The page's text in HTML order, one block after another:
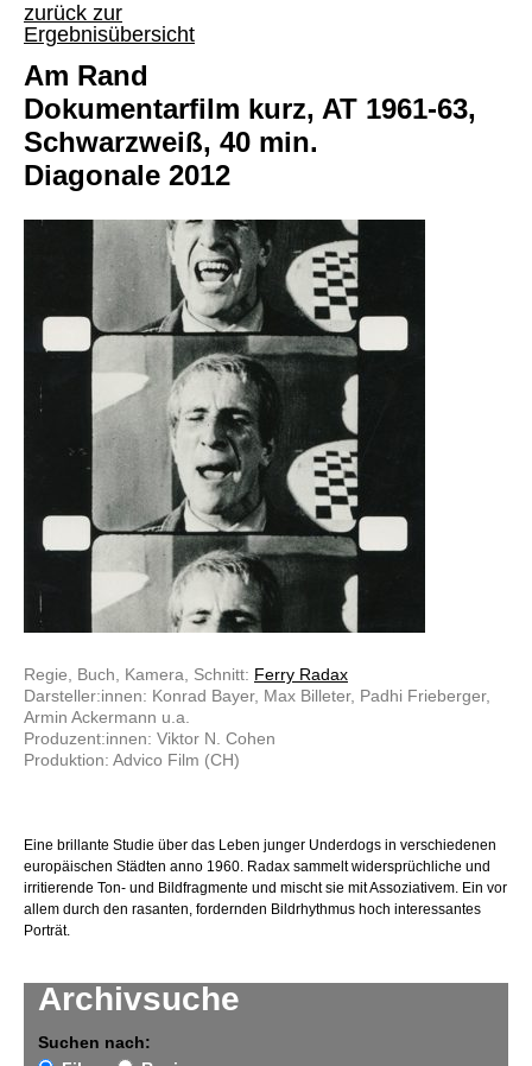
zurück zur
Ergebnisübersicht
Archivsuche
Suchen nach:
Am Rand
Dokumentarfilm kurz, AT 1961-63,
Schwarzweiß, 40 min.
Diagonale 2012
Regie, Buch, Kamera, Schnitt: Ferry Radax
Darsteller:innen: Konrad Bayer, Max Billeter, Padhi Frieberger,
Armin Ackermann u.a.
Produzent:innen: Viktor N. Cohen
Produktion: Advico Film (CH)
Eine brillante Studie über das Leben junger Underdogs in verschiedenen
europäischen Städten anno 1960. Radax sammelt widersprüchliche und
irritierende Ton- und Bildfragmente und mischt sie mit Assoziativem. Ein vor
allem durch den rasanten, fordernden Bildrhythmus hoch interessantes
Porträt.